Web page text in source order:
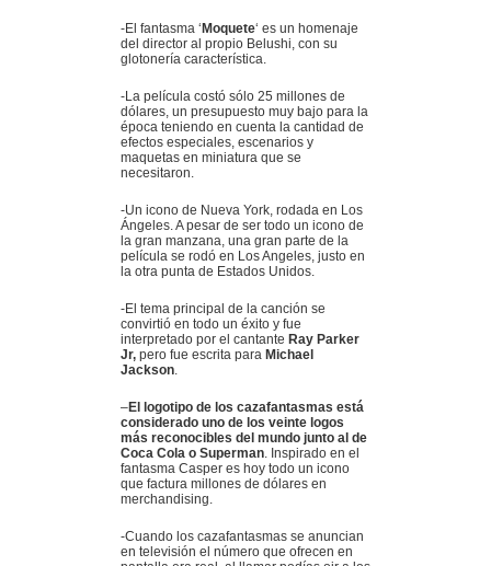
-El fantasma ‘ Moquete‘ es un homenaje
del director al propio Belushi, con su
glotonería característica.
-La película costó sólo 25 millones de
dólares, un presupuesto muy bajo para la
época teniendo en cuenta la cantidad de
efectos especiales, escenarios y
maquetas en miniatura que se
necesitaron.
-Un icono de Nueva York, rodada en Los
Ángeles. A pesar de ser todo un icono de
la gran manzana, una gran parte de la
película se rodó en Los Angeles, justo en
la otra punta de Estados Unidos.
-El tema principal de la canción se
convirtió en todo un éxito y fue
interpretado por el cantante Ray Parker
Jr, pero fue escrita para Michael
Jackson.
–El logotipo de los cazafantasmas está
considerado uno de los veinte logos
más reconocibles del mundo junto al de
Coca Cola o Superman. Inspirado en el
fantasma Casper es hoy todo un icono
que factura millones de dólares en
merchandising.
-Cuando los cazafantasmas se anuncian
en televisión el número que ofrecen en